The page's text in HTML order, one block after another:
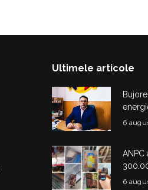
Ultimele articole
6
ANPC
6